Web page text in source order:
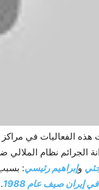
هذه الفعاليات في مراكز
الجرائم نظام الملالي
وإبراهيم رئيسي: بسبب أكثر من 40
إيران صیف عام 1988
.